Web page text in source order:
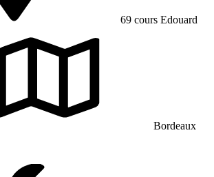
69 cours Edouard
Bordeaux